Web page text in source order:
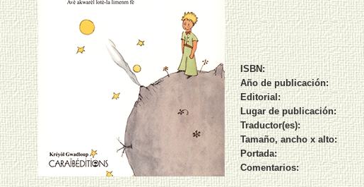
ISBN:
Año de publicación:
Editorial:
Lugar de publicación:
Traductor(es):
Tamaño, ancho x alto:
Portada:
Comentarios: